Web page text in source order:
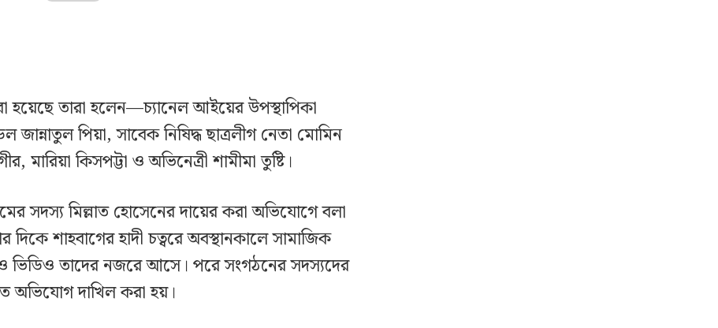
হয়েছে তারা হলেন—চ্যানেল আইয়ের উপস্থাপিকা
পিয়া, সাবেক নিষিদ্ধ ছাত্রলীগ নেতা মোমিন
মারিয়া কিসপট্টা ও অভিনেত্রী শামীমা তুষ্টি।
সদস্য মিল্লাত হোসেনের দায়ের করা অভিযোগে বলা
শাহবাগের হাদী চত্বরে অবস্থানকালে সামাজিক
ও ভিডিও তাদের নজরে আসে। পরে সংগঠনের সদস্যদের
অভিযোগ দাখিল করা হয়।